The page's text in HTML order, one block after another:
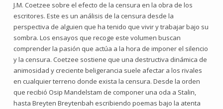
J.M. Coetzee sobre el efecto de la censura en la obra de los
escritores. Este es un análisis de la censura desde la
perspectiva de alguien que ha tenido que vivir y trabajar bajo su
sombra. Los ensayos que recoge este volumen buscan
comprender la pasión que actúa a la hora de imponer el silencio
y la censura. Coetzee sostiene que una destructiva dinámica de
animosidad y creciente beligerancia suele afectar a los rivales
en cualquier terreno donde exista la censura. Desde la orden
que recibió Osip Mandelstam de componer una oda a Stalin,
hasta Breyten Breytenbah escribiendo poemas bajo la atenta